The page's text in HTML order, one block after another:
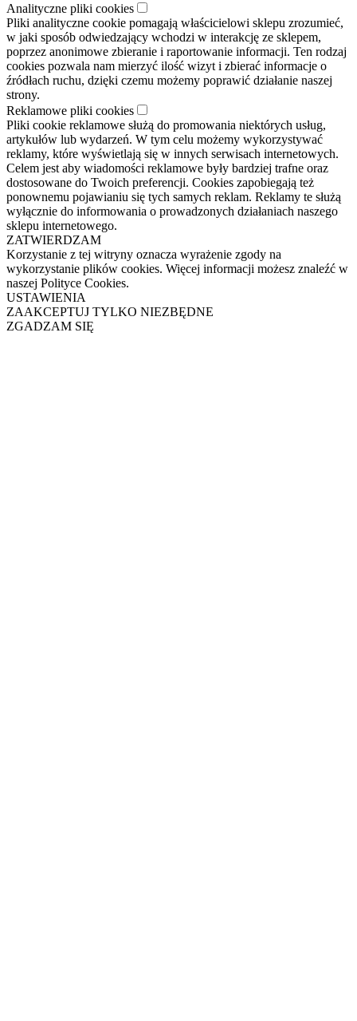
Analityczne pliki cookies
Pliki analityczne cookie pomagają właścicielowi sklepu zrozumieć,
w jaki sposób odwiedzający wchodzi w interakcję ze sklepem,
poprzez anonimowe zbieranie i raportowanie informacji. Ten rodzaj
cookies pozwala nam mierzyć ilość wizyt i zbierać informacje o
źródłach ruchu, dzięki czemu możemy poprawić działanie naszej
strony.
Reklamowe pliki cookies
Pliki cookie reklamowe służą do promowania niektórych usług,
artykułów lub wydarzeń. W tym celu możemy wykorzystywać
reklamy, które wyświetlają się w innych serwisach internetowych.
Celem jest aby wiadomości reklamowe były bardziej trafne oraz
dostosowane do Twoich preferencji. Cookies zapobiegają też
ponownemu pojawianiu się tych samych reklam. Reklamy te służą
wyłącznie do informowania o prowadzonych działaniach naszego
sklepu internetowego.
ZATWIERDZAM
Korzystanie z tej witryny oznacza wyrażenie zgody na
wykorzystanie plików cookies. Więcej informacji możesz znaleźć w
naszej Polityce Cookies.
USTAWIENIA
ZAAKCEPTUJ TYLKO NIEZBĘDNE
ZGADZAM SIĘ